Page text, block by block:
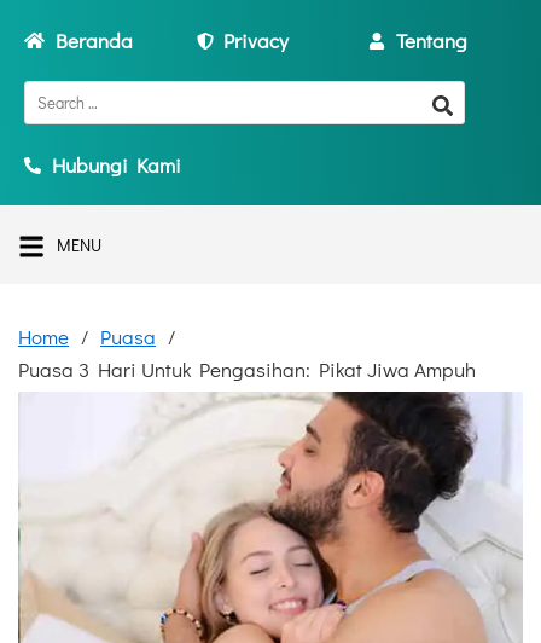
Beranda Privacy Tentang
Hubungi Kami
MENU
Home
Puasa
Puasa 3 Hari Untuk Pengasihan: Pikat Jiwa Ampuh